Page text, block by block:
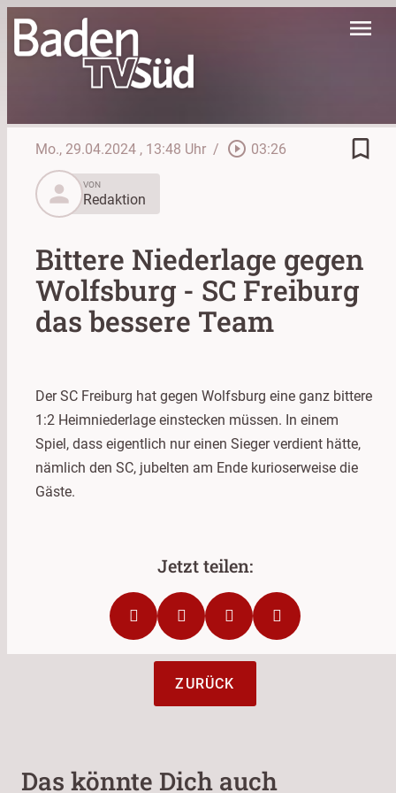
menu
Mo., 29.04.2024 , 13:48 Uhr / play_circle_outline 03:26
bookmark_border
person
VON
Redaktion
Bittere Niederlage gegen
Wolfsburg - SC Freiburg
das bessere Team
Der SC Freiburg hat gegen Wolfsburg eine ganz bittere
1:2 Heimniederlage einstecken müssen. In einem
Spiel, dass eigentlich nur einen Sieger verdient hätte,
nämlich den SC, jubelten am Ende kurioserweise die
Gäste.
ZURÜCK
Das könnte Dich auch